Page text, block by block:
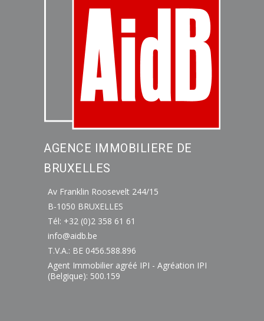
AGENCE IMMOBILIERE DE
BRUXELLES
Av Franklin Roosevelt 244/15
B-1050 BRUXELLES
Tél: +32 (0)2 358 61 61
info@aidb.be
T.V.A.: BE 0456.588.896
Agent Immobilier agréé IPI - Agréation IPI
(Belgique): 500.159